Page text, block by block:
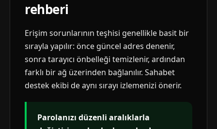
rehberi
Erişim sorunlarının teşhisi genellikle basit bir
sırayla yapılır: önce güncel adres denenir,
sonra tarayıcı önbelleği temizlenir, ardından
farklı bir ağ üzerinden bağlanılır. Sahabet
destek ekibi de aynı sırayı izlemenizi önerir.
Parolanızı düzenli aralıklarla